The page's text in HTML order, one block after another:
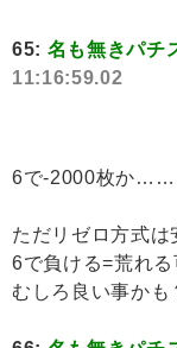
65: 名も無きパチ
11:16:59.02
6で-2000枚か……
ただリゼロ方式は
6で負ける=荒れ
むしろ良い事かも